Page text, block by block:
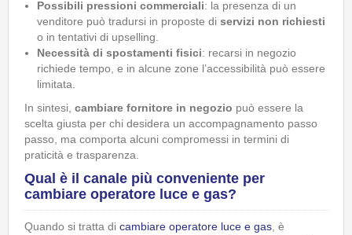
Possibili pressioni commerciali: la presenza di un
venditore può tradursi in proposte di servizi non richiesti
o in tentativi di upselling.
Necessità di spostamenti fisici: recarsi in negozio
richiede tempo, e in alcune zone l’accessibilità può essere
limitata.
In sintesi, cambiare fornitore in negozio può essere la
scelta giusta per chi desidera un accompagnamento passo
passo, ma comporta alcuni compromessi in termini di
praticità e trasparenza.
Qual è il canale più conveniente per
cambiare operatore luce e gas?
Quando si tratta di cambiare operatore luce e gas , è